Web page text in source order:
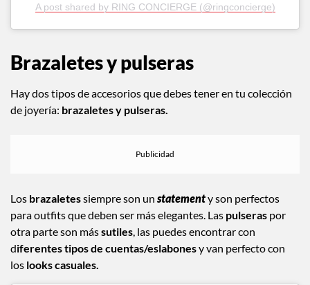
A post shared by RING CONCIERGE (@ringconcierge)
Brazaletes y pulseras
Hay dos tipos de accesorios que debes tener en tu colección
de joyería: brazaletes y pulseras.
Los brazaletessiempre son un statementy son perfectos
para outfits que deben ser más elegantes. Las pulseras por
otra parte son mássutiles, las puedes encontrar con
diferentes tipos de cuentas/eslabonesy van perfecto con
los looks casuales.